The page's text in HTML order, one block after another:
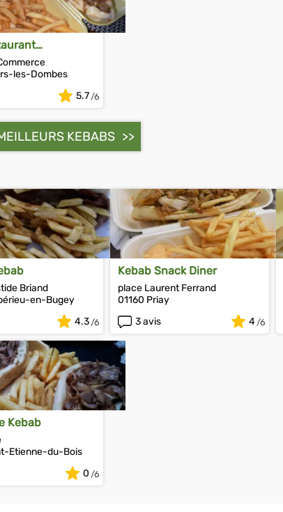
les-Dombes
5.7
KEBABS
Briand
en-Bugey
4.3
Kebab Snack Diner
place Laurent Ferrand
01160 Priay
3 avis
4
Kebab
Etienne-du-Bois
0